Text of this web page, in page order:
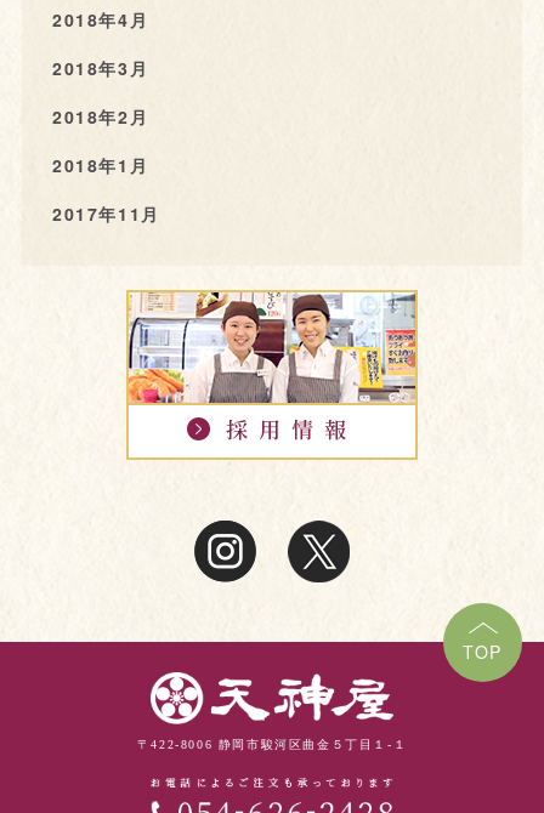
2018年4月
2018年3月
2018年2月
2018年1月
2017年11月
TOP
〒422-8006 静岡市駿河区曲金５丁目１-１